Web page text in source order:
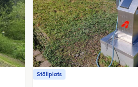
Ställplats